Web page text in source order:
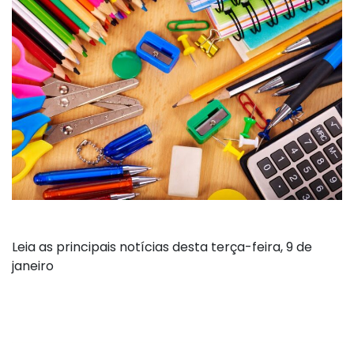
Leia as principais notícias desta terça-feira, 9 de
janeiro